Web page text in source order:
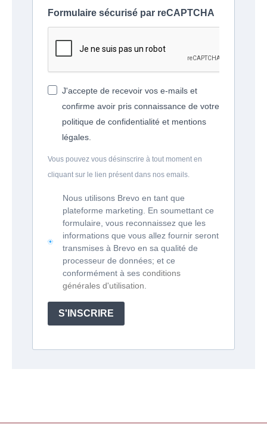
Formulaire sécurisé par reCAPTCHA
J'accepte de recevoir vos e-mails et
confirme avoir pris connaissance de votre
politique de confidentialité et mentions
légales.
Vous pouvez vous désinscrire à tout moment en
cliquant sur le lien présent dans nos emails.
Nous utilisons Brevo en tant que
plateforme marketing. En soumettant ce
formulaire, vous reconnaissez que les
informations que vous allez fournir seront
transmises à Brevo en sa qualité de
processeur de données; et ce
conformément à sesconditions
générales d'utilisation
S'INSCRIRE